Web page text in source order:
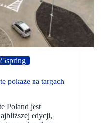
pokaże na targach
Poland jest
edycji,